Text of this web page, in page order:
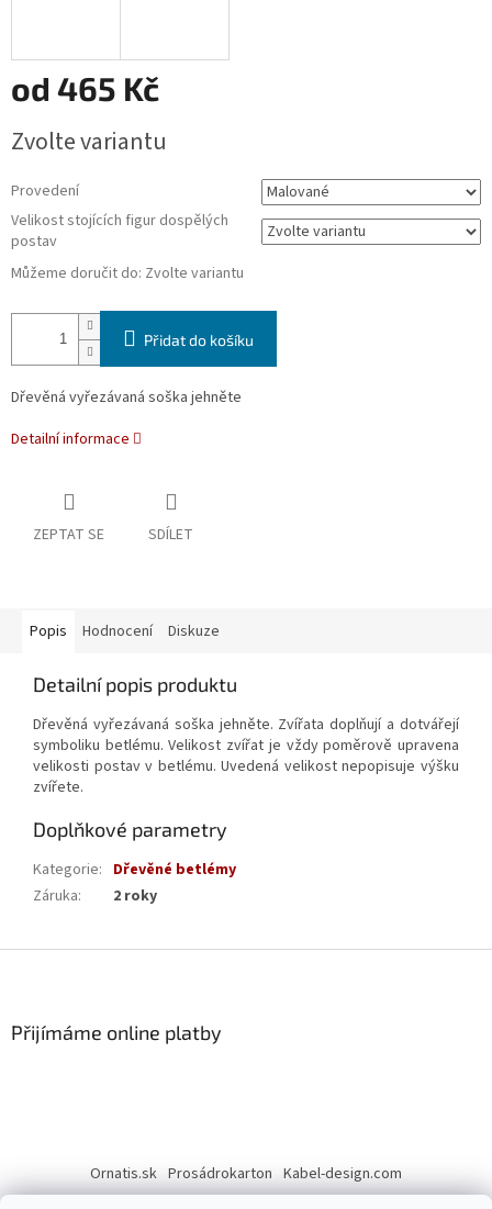
od 465 Kč
cena:
Zvolte variantu
Provedení
Velikost stojících figur dospělých
postav
Můžeme doručit do: Zvolte variantu
Přidat do košíku
Dřevěná vyřezávaná soška jehněte
Detailní informace
ZEPTAT SE SDÍLET
Popis Hodnocení Diskuze
Detailní popis produktu
Dřevěná vyřezávaná soška jehněte. Zvířata doplňují a dotvářejí
symboliku betlému. Velikost zvířat je vždy poměrově upravena
velikosti postav v betlému. Uvedená velikost nepopisuje výšku
zvířete.
Doplňkové parametry
Kategorie: Dřevěné betlémy
Záruka: 2 roky
Přijímáme online platby
Ornatis.sk Prosádrokarton Kabel-design.com